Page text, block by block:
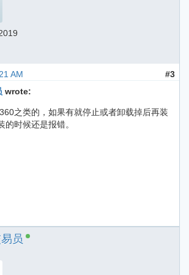
AM
#3
wrote:
之类的，如果有就停止或者卸载掉后再装
时候还是报错。
员